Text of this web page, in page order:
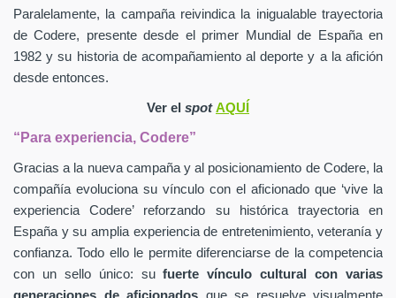
Paralelamente, la campaña reivindica la inigualable trayectoria
de Codere, presente desde el primer Mundial de España en
1982 y su historia de acompañamiento al deporte y a la afición
desde entonces.
Ver el spotAQUÍ
“Para experiencia, Codere”
Gracias a la nueva campaña y al posicionamiento de Codere, la
compañía evoluciona su vínculo con el aficionado que ‘vive la
experiencia Codere’ reforzando su histórica trayectoria en
España y su amplia experiencia de entretenimiento, veteranía y
confianza. Todo ello le permite diferenciarse de la competencia
con un sello único: sufuerte vínculo cultural con varias